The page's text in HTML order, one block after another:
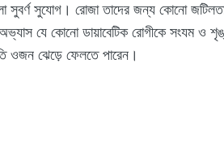
সুবর্ণ সুযোগ। রোজা তাদের জন্য কোনো জটিলতা
যে কোনো ডায়াবেটিক রোগীকে সংযম ও
ওজন ঝেড়ে ফেলতে পারেন।